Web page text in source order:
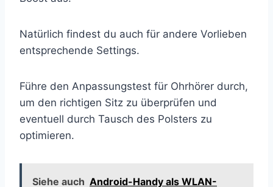
Natürlich findest du auch für andere Vorlieben
entsprechende Settings.
Führe den Anpassungstest für Ohrhörer durch,
um den richtigen Sitz zu überprüfen und
eventuell durch Tausch des Polsters zu
optimieren.
Siehe auch Android-Handy als WLAN-